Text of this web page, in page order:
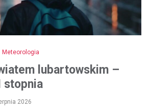
Meteorologia
lubartowskim –
stopnia
2026